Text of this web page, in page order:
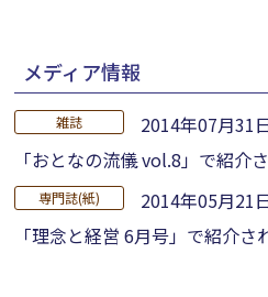
メディア情報
雑誌
2014年07月31
「おとなの流儀 vol.8」で紹介
専門誌(紙)
2014年05月21
「理念と経営 6月号」で紹介さ